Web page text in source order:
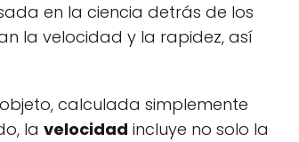
en la ciencia detrás de los
la velocidad y la rapidez, así
calculada simplemente
la velocidad incluye no solo la